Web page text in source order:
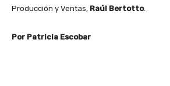
Producción y Ventas, Raúl Bertotto.
Por Patricia Escobar